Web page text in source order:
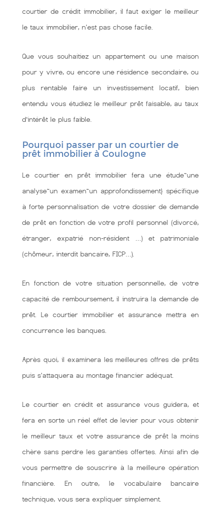
courtier de crédit immobilier, il faut exiger le meilleur
le taux immobilier, n'est pas chose facile.
Que vous souhaitiez un appartement ou une maison
pour y vivre, ou encore une résidence secondaire, ou
plus rentable faire un investissement locatif, bien
entendu vous étudiez le meilleur prêt faisable, au taux
d’intérêt le plus faible.
Pourquoi passer par un courtier de
prêt immobilier à Coulogne
Le courtier en prêt immobilier fera une étude~une
analyse~un examen~un approfondissement} spécifique
à forte personnalisation de votre dossier de demande
de prêt en fonction de votre profil personnel (divorcé,
étranger, expatrié non-résident …) et patrimoniale
(chômeur, interdit bancaire, FICP…).
En fonction de votre situation personnelle, de votre
capacité de remboursement, il instruira la demande de
prêt. Le courtier immobilier et assurance mettra en
concurrence les banques.
Après quoi, il examinera les meilleures offres de prêts
puis s'attaquera au montage financier adéquat.
Le courtier en crédit et assurance vous guidera, et
fera en sorte un réel effet de levier pour vous obtenir
le meilleur taux et votre assurance de prêt la moins
chère sans perdre les garanties offertes. Ainsi afin de
vous permettre de souscrire à la meilleure opération
financière. En outre, le vocabulaire bancaire
technique, vous sera expliquer simplement.